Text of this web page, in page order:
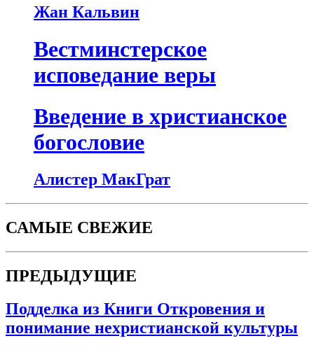
Жан Кальвин
Вестминстерское
исповедание веры
Введение в христианское
богословие
Алистер МакГрат
САМЫЕ СВЕЖИЕ
ПРЕДЫДУЩИЕ
Подделка из Книги Откровения и
понимание нехристианской культуры